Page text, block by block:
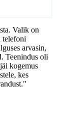
Valik on
telefoni
arvasin,
Teenindus oli
kogemus
kes